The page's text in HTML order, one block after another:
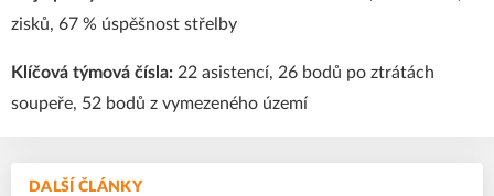
DALŠÍ ČLÁNKY
zisků, 67 % úspěšnost střelby
Klíčová týmová čísla: 22 asistencí, 26 bodů po ztrátách
soupeře, 52 bodů z vymezeného území